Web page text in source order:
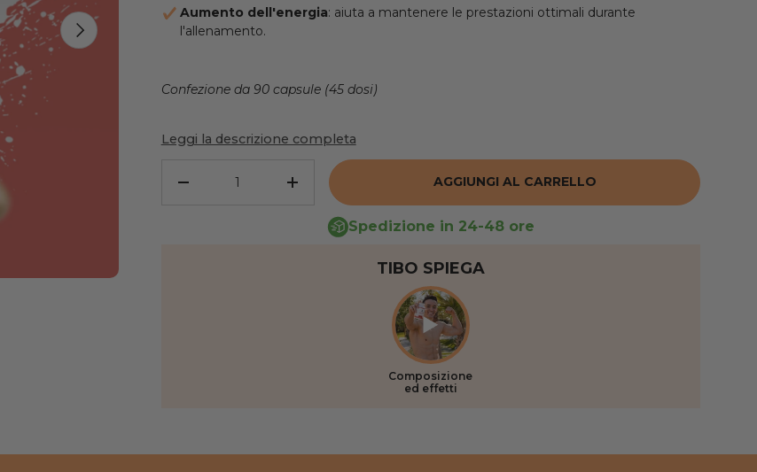
AVANTI
Aumento dell'energia: aiuta a mantenere le prestazioni ottimali durante
l'allenamento.
Confezione da 90 capsule (45 dosi)
Leggi la descrizione completa
RIDURRE LA QUANTITÀAUMENTARE LA QUANTITÀAGGIUNGI AL CARRELLO
Spedizione in 24-48 ore
TIBO SPIEGA
Composizione
ed effetti